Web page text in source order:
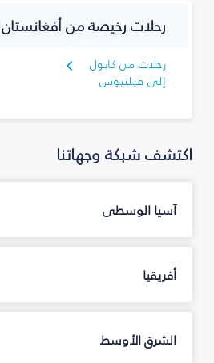
رحلات رخيصة من أفغانستان
رحلات من كابول
إلى فيلنيوس
اكتشف شبكة وجهاتنا
آسيا الوسطى
أفريقيا
الشرق الأوسط